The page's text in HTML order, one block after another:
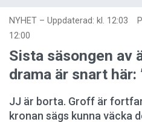
NYHET – Uppdaterad: kl. 12:03
12:00
Sista säsongen av
drama är snart här:
JJ är borta. Groff är
kronan sägs kunna väcka